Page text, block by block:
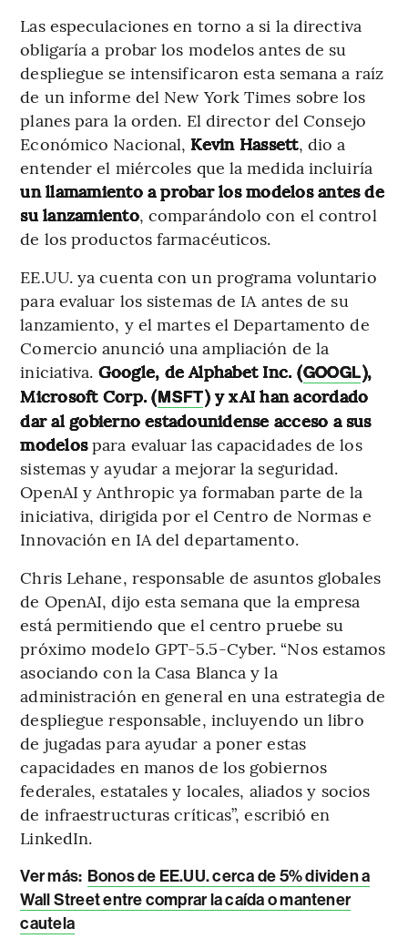
Las especulaciones en torno a si la directiva
obligaría a probar los modelos antes de su
despliegue se intensificaron esta semana a raíz
de un informe del New York Times sobre los
planes para la orden. El director del Consejo
Económico Nacional, Kevin Hassett, dio a
entender el miércoles que la medida incluiría
un llamamiento a probar los modelos antes de
su lanzamiento, comparándolo con el control
de los productos farmacéuticos.
EE.UU. ya cuenta con un programa voluntario
para evaluar los sistemas de IA antes de su
lanzamiento, y el martes el Departamento de
Comercio anunció una ampliación de la
iniciativa. Google, de Alphabet Inc. (GOOGL),
Microsoft Corp. (MSFT) y xAI han acordado
dar al gobierno estadounidense acceso a sus
modelospara evaluar las capacidades de los
sistemas y ayudar a mejorar la seguridad.
OpenAI y Anthropic ya formaban parte de la
iniciativa, dirigida por el Centro de Normas e
Innovación en IA del departamento.
Chris Lehane, responsable de asuntos globales
de OpenAI, dijo esta semana que la empresa
está permitiendo que el centro pruebe su
próximo modelo GPT-5.5-Cyber. “Nos estamos
asociando con la Casa Blanca y la
administración en general en una estrategia de
despliegue responsable, incluyendo un libro
de jugadas para ayudar a poner estas
capacidades en manos de los gobiernos
federales, estatales y locales, aliados y socios
de infraestructuras críticas”, escribió en
LinkedIn.
Ver más: Bonos de EE.UU. cerca de 5% dividen a
Wall Street entre comprar la caída o mantener
cautela